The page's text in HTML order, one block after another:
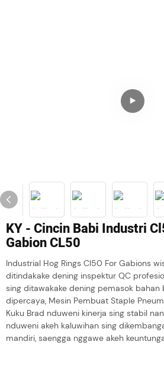
KY - Cincin Babi Industri
Gabion CL50
Industrial Hog Rings Cl50 For Gabions
ditindakake dening inspektur QC
sing ditawakake dening pemasok bahan
dipercaya, Mesin Pembuat Staple
Kuku Brad nduweni kinerja sing stabil
nduweni akeh kaluwihan sing
mandiri, saengga nggawe akeh